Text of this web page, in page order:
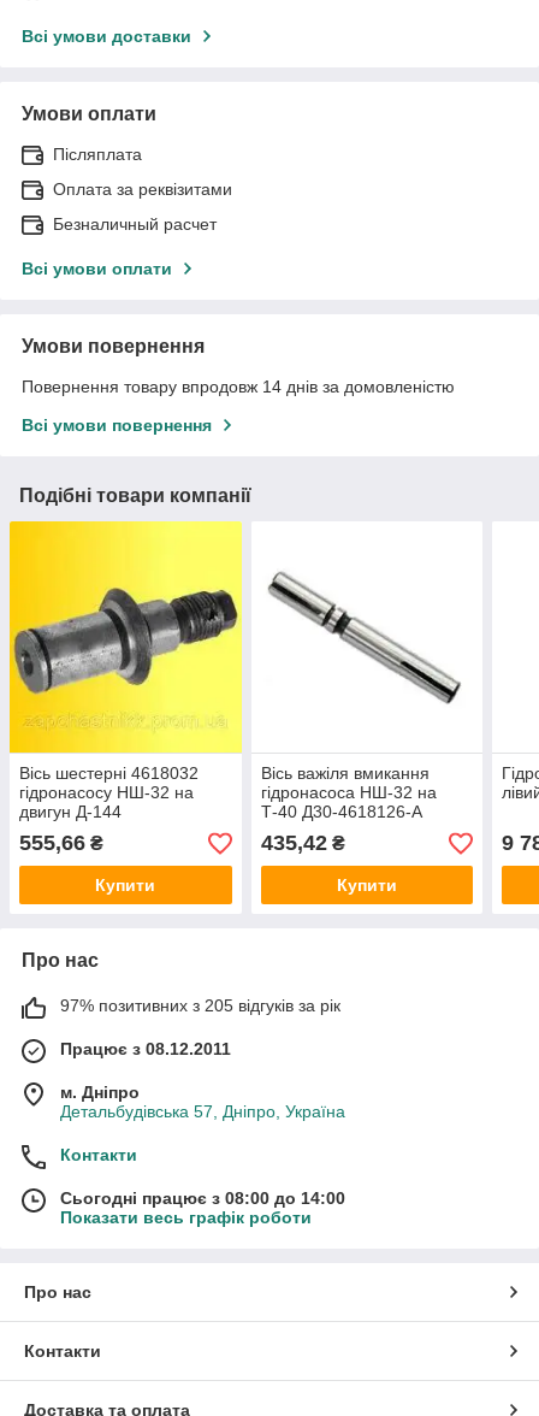
Всі умови доставки
Умови оплати
Післяплата
Оплата за реквізитами
Безналичный расчет
Всі умови оплати
Умови повернення
Повернення товару впродовж 14 днів за домовленістю
Всі умови повернення
Подібні товари компанії
Вісь шестерні 4618032
гідронасосу НШ-32 на
двигун Д-144
Д37М-4618031
555,66 ₴
Купити
Вісь важіля вмикання
гідронасоса НШ-32 на
Т-40 Д30-4618126-А
435,42₴
Купити
9
Про нас
97% позитивних з 205 відгуків за рік
Працює з 08.12.2011
м. Дніпро
Детальбудівська 57, Дніпро, Україна
Контакти
Сьогодні працює з 08:00 до 14:00
Показати весь графік роботи
Про нас
Контакти
Доставка та оплата